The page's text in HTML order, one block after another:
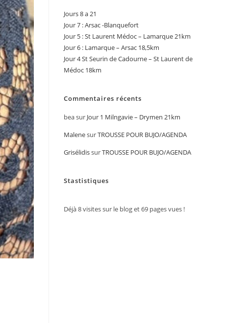
Jours 8 a 21
Jour 7 : Arsac -Blanquefort
Jour 5 : St Laurent Médoc – Lamarque 21km
Jour 6 : Lamarque – Arsac 18,5km
Jour 4 St Seurin de Cadourne – St Laurent de
Médoc 18km
Commentaires récents
beasur Jour 1 Milngavie – Drymen 21km
MalenesurTROUSSE POUR BUJO/AGENDA
GrisélidissurTROUSSE POUR BUJO/AGENDA
Stastistiques
Déjà8visites sur le blog et69 pages vues !